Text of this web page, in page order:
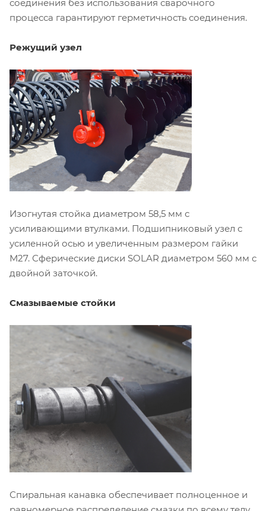
соединения без использования сварочного
процесса гарантируют герметичность соединения.
Режущий узел
Изогнутая стойка диаметром 58,5 мм с
усиливающими втулками. Подшипниковый узел с
усиленной осью и увеличенным размером гайки
М27. Сферические диски SOLAR диаметром 560 мм с
двойной заточкой.
Смазываемые стойки
Спиральная канавка обеспечивает полноценное и